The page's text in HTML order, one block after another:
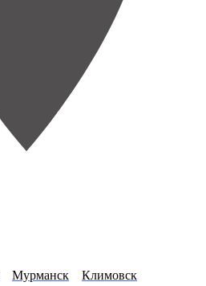
Мурманск
Климовск